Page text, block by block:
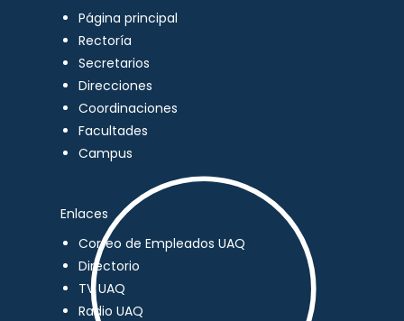
Página principal
Rectoría
Secretarios
Direcciones
Coordinaciones
Facultades
Campus
Enlaces
Correo de Empleados UAQ
Directorio
TV UAQ
Radio UAQ